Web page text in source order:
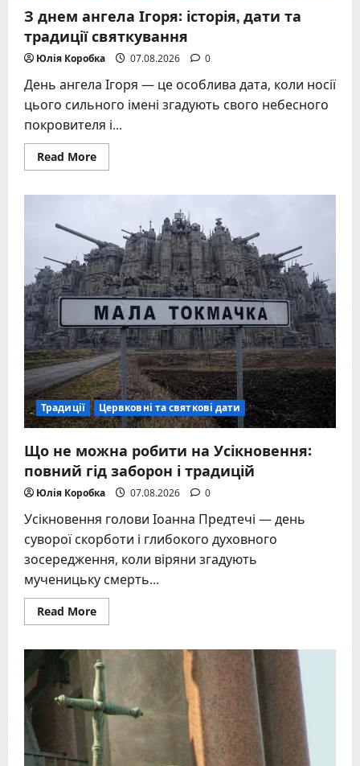
З днем ангела Ігоря: історія, дати та
традиції святкування
Юлія Коробка 07.08.2026 0
День ангела Ігоря — це особлива дата, коли носії
цього сильного імені згадують свого небесного
покровителя і...
Read MoreRead
more
історія,
дати
та
традиції
святкування
Традиції Цервковні та святкові дати
Що не можна робити на Усікновення:
повний гід заборон і традицій
Юлія Коробка 07.08.2026 0
Усікновення голови Іоанна Предтечі — день
суворої скорботи і глибокого духовного
зосередження, коли віряни згадують
мученицьку смерть...
Read MoreRead
more
не
можна
робити
на
Усікновення:
повний
гід
заборон
і
традицій